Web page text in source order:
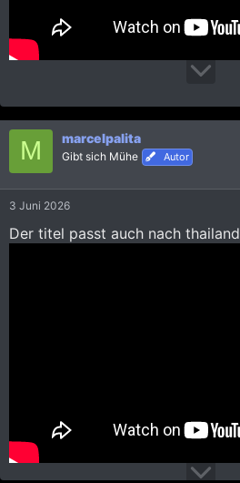
M marcelpalita
Gibt sich Mühe Autor
3 Juni 2026
Der titel passt auch nach thailand